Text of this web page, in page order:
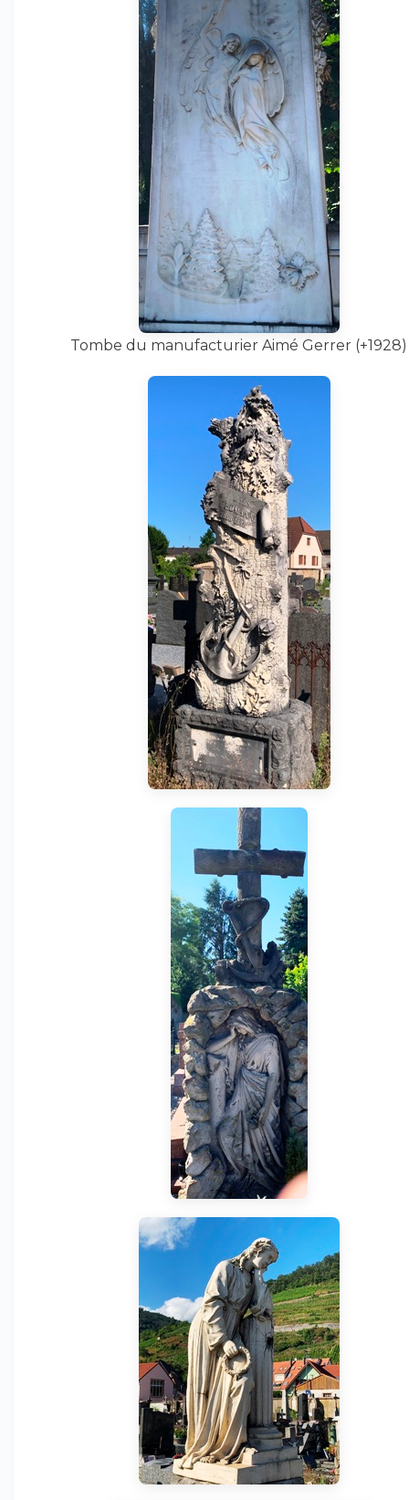
Tombe du manufacturier Aimé Gerrer (+1928)